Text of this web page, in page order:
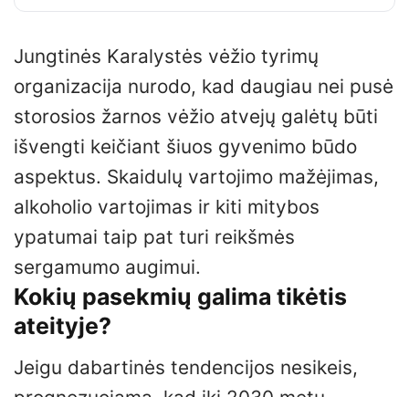
Jungtinės Karalystės vėžio tyrimų
organizacija nurodo, kad daugiau nei pusė
storosios žarnos vėžio atvejų galėtų būti
išvengti keičiant šiuos gyvenimo būdo
aspektus. Skaidulų vartojimo mažėjimas,
alkoholio vartojimas ir kiti mitybos
ypatumai taip pat turi reikšmės
sergamumo augimui.
Kokių pasekmių galima tikėtis
ateityje?
Jeigu dabartinės tendencijos nesikeis,